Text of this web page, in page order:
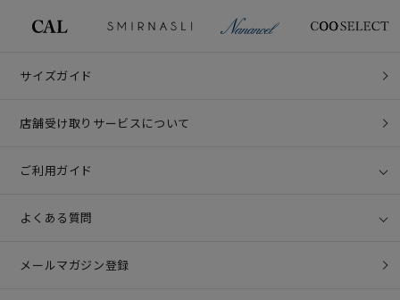
サイズガイド
店舗受け取りサービスについて
ご利用ガイド
よくある質問
メールマガジン登録